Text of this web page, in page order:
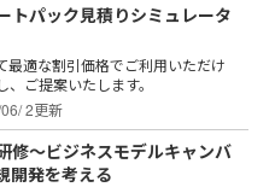
トパック見積りシミュレータ
最適な割引価格でご利用いただけ
ご提案いたします。
2更新
修～ビジネスモデルキャンバ
開発を考える